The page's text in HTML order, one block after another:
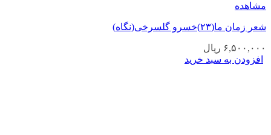
مشاهده
شعر زمان ما(۲۳)خسرو گلسرخی(نگاه)
۶,۵۰۰,۰۰۰ ریال
افزودن به سبد خرید